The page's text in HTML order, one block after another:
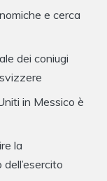
e cerca
dei coniugi
in Messico è
la